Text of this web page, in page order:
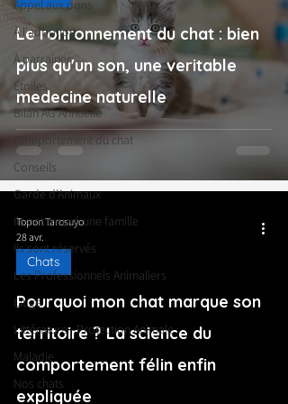
Appel aux dons
À l'adoption
À parrainer
Étoiles
Bilan AG Annuelle
Comportement du chat
Conseils
Garde d’Animaux
Ils ont trouvé une famille
Ils sont réservés
Les Professionnels Animaliers
Litige
Littérature - Protection Animale
Maladie
Nos chats
Le ronronnement du chat : bien
plus qu'un son, une veritable
medecine naturelle
Pourquoi mon chat marque son
territoire ? La science du
comportement félin enfin
expliquée
Chats
Topon Tarosuyo
28 avr.